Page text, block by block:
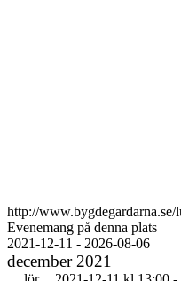
Website
http://www.bygdegardarna.se/
Evenemang på denna plats
2021-12-11 - 2026-08-06
Välj
datum.
december 2021